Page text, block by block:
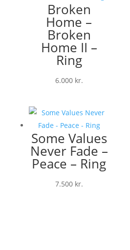
Broken
Home –
Broken
Home II –
Ring
6.000 kr.
Some Values
Never Fade –
Peace – Ring
7.500 kr.